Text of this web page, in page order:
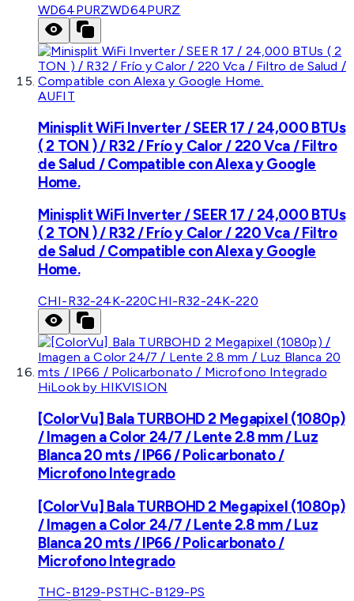
WD64PURZWD64PURZ
AUFIT
Minisplit WiFi Inverter / SEER 17 / 24,000 BTUs
( 2 TON ) / R32 / Frío y Calor / 220 Vca / Filtro
de Salud / Compatible con Alexa y Google
Home.
Minisplit WiFi Inverter / SEER 17 / 24,000 BTUs
( 2 TON ) / R32 / Frío y Calor / 220 Vca / Filtro
de Salud / Compatible con Alexa y Google
Home.
CHI-R32-24K-220CHI-R32-24K-220
HiLook by HIKVISION
[ColorVu] Bala TURBOHD 2 Megapixel (1080p)
/ Imagen a Color 24/7 / Lente 2.8 mm / Luz
Blanca 20 mts / IP66 / Policarbonato /
Microfono Integrado
[ColorVu] Bala TURBOHD 2 Megapixel (1080p)
/ Imagen a Color 24/7 / Lente 2.8 mm / Luz
Blanca 20 mts / IP66 / Policarbonato /
Microfono Integrado
THC-B129-PSTHC-B129-PS